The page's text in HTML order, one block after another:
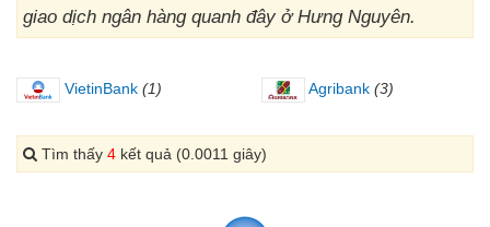
giao dịch ngân hàng quanh đây ở Hưng Nguyên.
VietinBank (1) Agribank (3)
Tìm thấy 4 kết quả (0.0011 giây)